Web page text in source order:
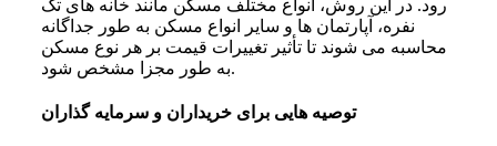
رود. در این روش، انواع مختلف مسکن مانند خانه های تک
نفره، آپارتمان ها و سایر انواع مسکن به طور جداگانه
محاسبه می شوند تا تأثیر تغییرات قیمت بر هر نوع مسکن
به طور مجزا مشخص شود.
توصیه هایی برای خریداران و سرمایه گذاران